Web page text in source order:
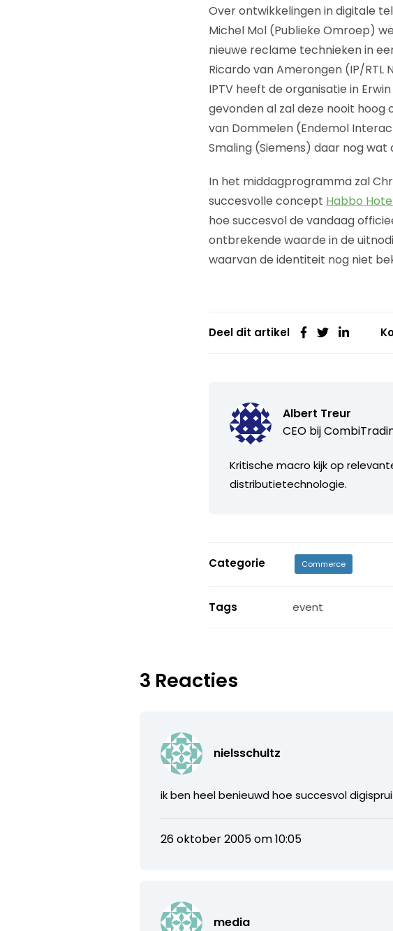
Over ontwikkelingen in digitale
Michel Mol (Publieke Omroep)
nieuwe reclame technieken in
Ricardo van Amerongen (IP/
IPTV heeft de organisatie in
gevonden al zal deze nooit hoog
van Dommelen (Endemol
Smaling (Siemens) daar nog wat
In het middagprogramma zal
succesvolle concept Habbo
hoe succesvol de vandaag
ontbrekende waarde in de
waarvan de identiteit nog niet
Deel dit artikel
Albert Treur
CEO bij
Kritische macro kijk op
distributietechnologie.
Categorie Commerce
Tags event
3 Reacties
nielsschultz
ik ben heel benieuwd hoe succesvol
26 oktober 2005 om 10:05
media